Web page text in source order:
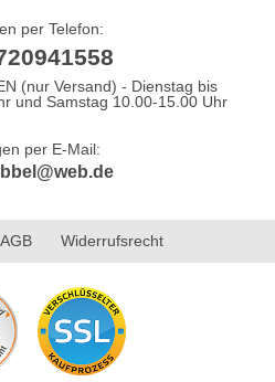
per Telefon:
(nur Versand) - Dienstag bis
und Samstag 10.00-15.00 Uhr
per E-Mail:
AGB Widerrufsrecht